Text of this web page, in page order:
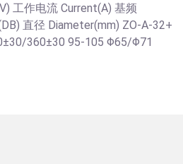
工作电流 Current(A) 基频
直径 Diameter(mm) ZO-A-32+
360±30 95-105 Φ65/Φ71